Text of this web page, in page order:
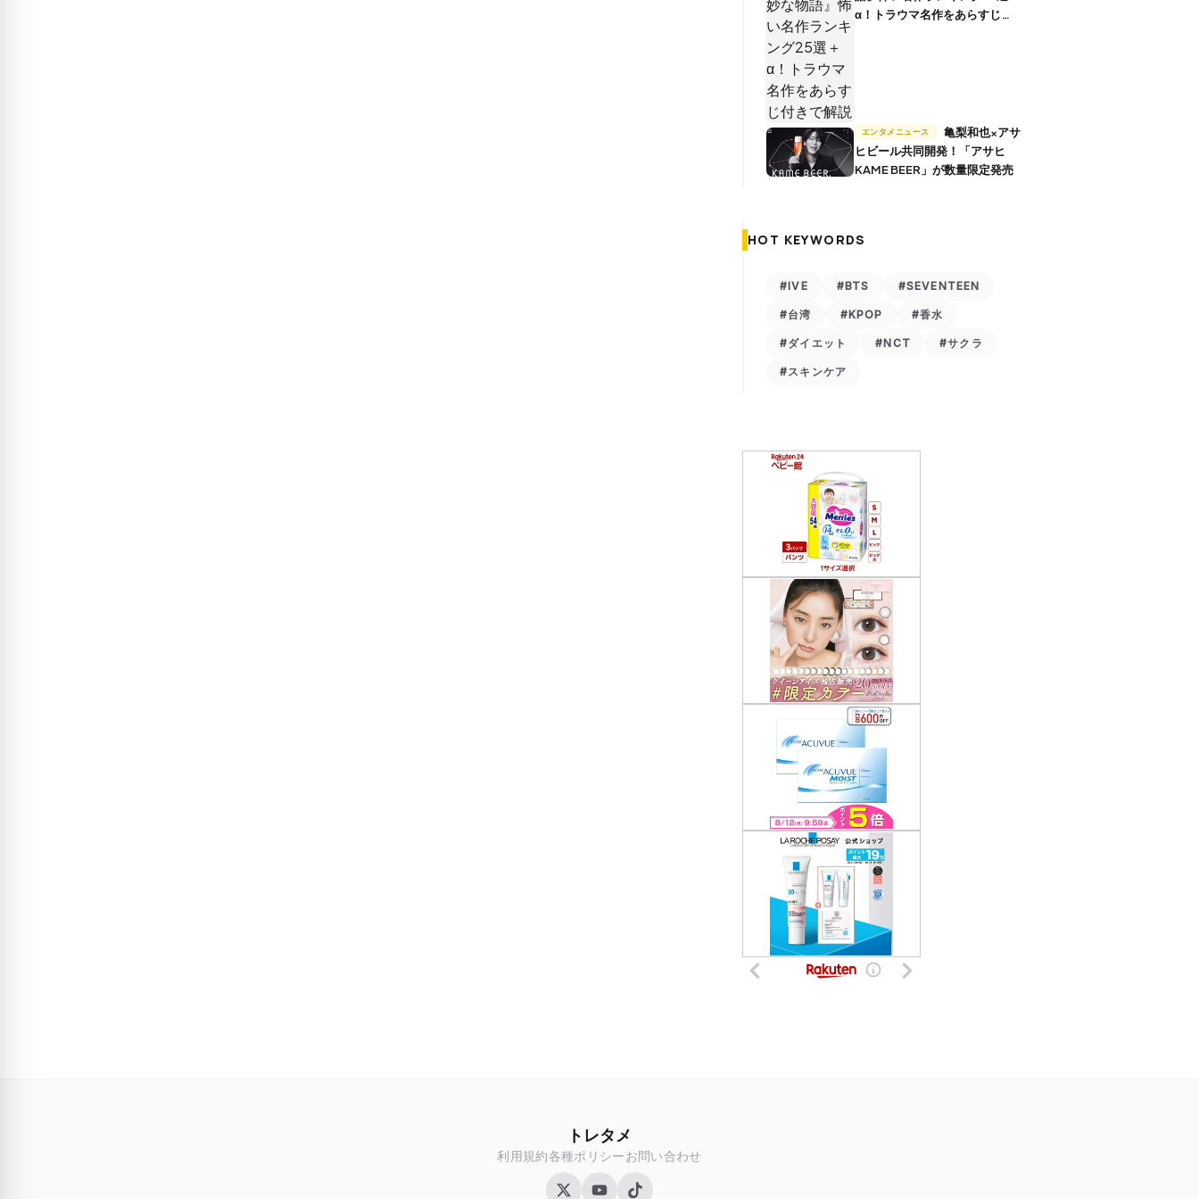
α！トラウマ名作をあらすじ付
エンタメニュース
ヒビール共同開発！「アサヒ
KAME BEER」が数量限定発売
HOT KEYWORDS
#IVE #BTS #SEVENTEEN
#台湾 #KPOP #香水
#ダイエット #NCT #サクラ
#スキンケア
トレタメ
利用規約各種ポリシーお問い合わせ